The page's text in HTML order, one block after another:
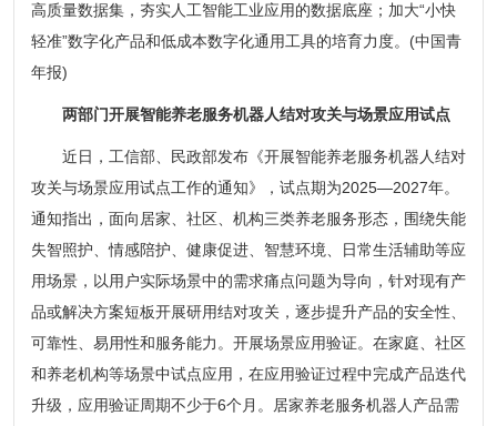
高质量数据集，夯实人工智能工业应用的数据底座；加大“小快
轻准”数字化产品和低成本数字化通用工具的培育力度。(中国青
年报)
两部门开展智能养老服务机器人结对攻关与场景应用试点
近日，工信部、民政部发布《开展智能养老服务机器人结对
攻关与场景应用试点工作的通知》，试点期为2025—2027年。
通知指出，面向居家、社区、机构三类养老服务形态，围绕失能
失智照护、情感陪护、健康促进、智慧环境、日常生活辅助等应
用场景，以用户实际场景中的需求痛点问题为导向，针对现有产
品或解决方案短板开展研用结对攻关，逐步提升产品的安全性、
可靠性、易用性和服务能力。开展场景应用验证。在家庭、社区
和养老机构等场景中试点应用，在应用验证过程中完成产品迭代
升级，应用验证周期不少于6个月。居家养老服务机器人产品需